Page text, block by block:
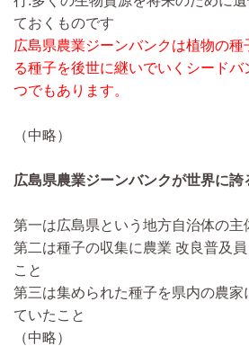
ておくものです
広島県農業ジーンバンクは植物の
る種子を後世に継いでいくシード
つでもあります。
（中略）
広島県農業ジーンバンクが世界に誇
第一は広島県という地方自治体の主
第二は種子の収集に農業 改良普及
こと
第三は集められた種子を県内の農家
ていたこと
（中略）